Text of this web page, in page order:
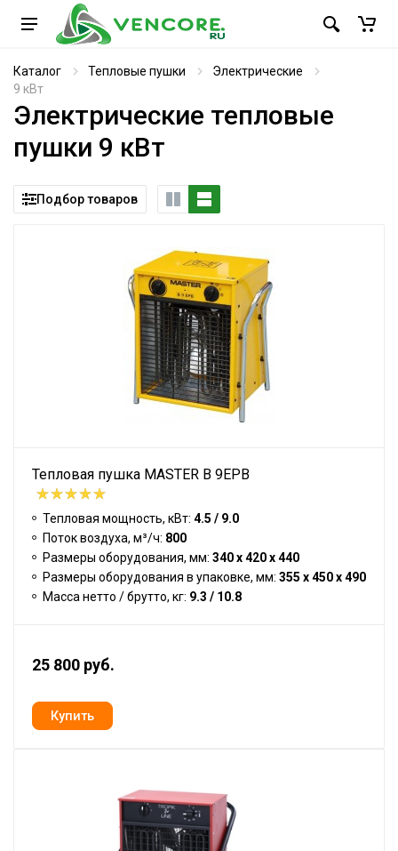
Каталог Тепловые пушки
Электрические
9 кВт
Электрические тепловые
пушки 9 кВт
Подбор товаров
Тепловая пушка MASTER B 9EPB
Тепловая мощность, кВт: 4.5 / 9.0
Поток воздуха, м³/ч: 800
Размеры оборудования, мм: 340 x 420 x 440
Размеры оборудования в упаковке, мм: 355 x 450 x 490
Масса нетто / брутто, кг: 9.3 / 10.8
25 800 руб.